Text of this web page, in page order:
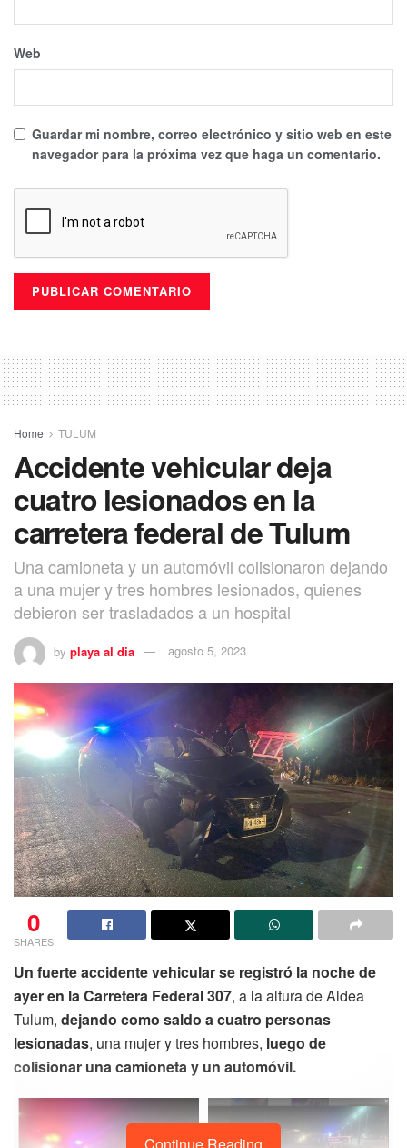
Web
Guardar mi nombre, correo electrónico y sitio web en este
navegador para la próxima vez que haga un comentario.
Home TULUM
Accidente vehicular deja
cuatro lesionados en la
carretera federal de Tulum
Una camioneta y un automóvil colisionaron dejando
a una mujer y tres hombres lesionados, quienes
debieron ser trasladados a un hospital
by playa al dia agosto 5, 2023
0
SHARES
Un fuerte accidente vehicular se registró la noche de
ayer en la Carretera Federal 307, a la altura de Aldea
Tulum, dejando como saldo a cuatro personas
lesionadas, una mujer y tres hombres, luego de
colisionar una camioneta y un automóvil.